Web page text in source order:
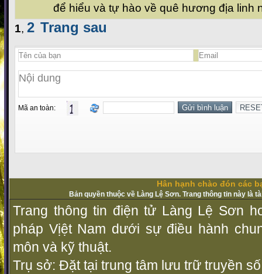
để hiểu và tự hào về quê hương địa linh
1, 2 Trang sau
Mã an toàn:
Hân hạnh chào đón các
Bản quyền thuộc về Làng Lệ Sơn. Trang thông tin này là
Trang thông tin điện tử Làng Lệ Sơn
pháp Vịệt Nam dưới sự điều hành
môn và kỹ thuật.
Trụ sở: Đặt tại trung tâm lưu trữ truyền